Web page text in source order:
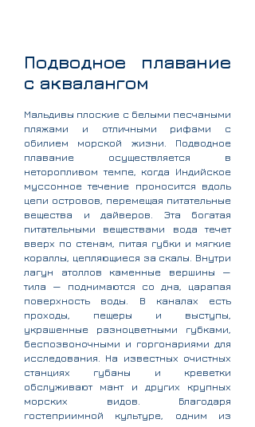
Подводное плавание
с аквалангом
Мальдивы плоские с белыми песчаными
пляжами и отличными рифами с
обилием морской жизни. Подводное
плавание осуществляется в
неторопливом темпе, когда Индийское
муссонное течение проносится вдоль
цепи островов, перемещая питательные
вещества и дайверов. Эта богатая
питательными веществами вода течет
вверх по стенам, питая губки и мягкие
кораллы, цепляющиеся за скалы. Внутри
лагун атоллов каменные вершины —
тила — поднимаются со дна, царапая
поверхность воды. В каналах есть
проходы, пещеры и выступы,
украшенные разноцветными губками,
беспозвоночными и горгонариями для
исследования. На известных очистных
станциях губаны и креветки
обслуживают мант и других крупных
морских видов. Благодаря
гостеприимной культуре, одним из